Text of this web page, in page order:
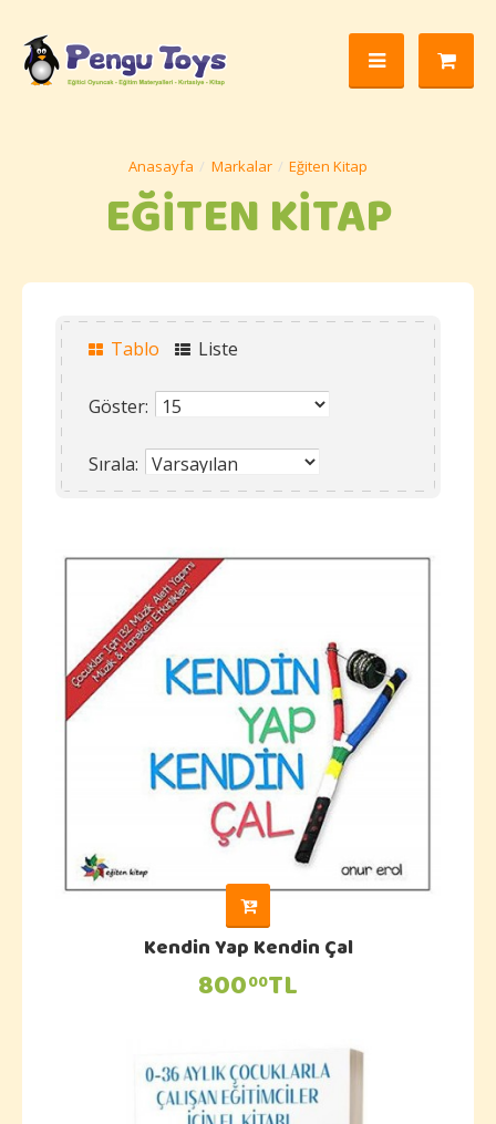
Markalar Eğiten Kitap
EĞITEN KITAP
Tablo Liste
Göster:
Sırala:
Kendin Yap Kendin Çal
80000TL